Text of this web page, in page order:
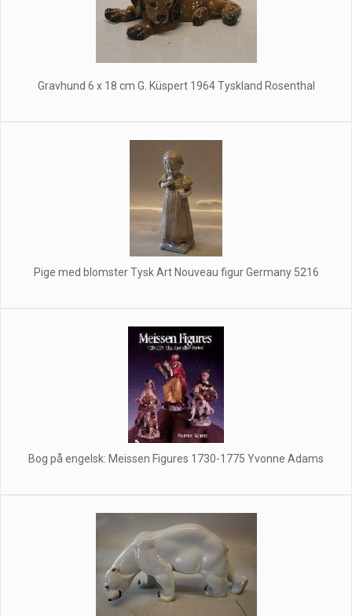
Gravhund 6 x 18 cm G. Küspert 1964 Tyskland Rosenthal
Pige med blomster Tysk Art Nouveau figur Germany 5216
Bog på engelsk: Meissen Figures 1730-1775 Yvonne Adams